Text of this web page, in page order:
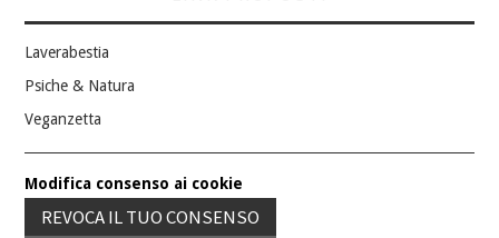
Laverabestia
Psiche & Natura
Veganzetta
Modifica consenso ai cookie
REVOCA IL TUO CONSENSO